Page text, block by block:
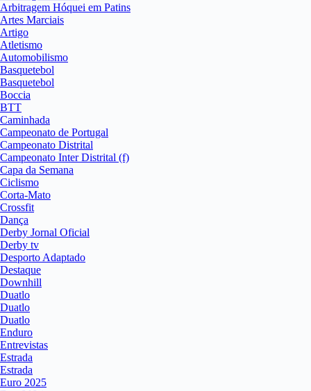
Arbitragem Hóquei em Patins
Artes Marciais
Artigo
Atletismo
Automobilismo
Basquetebol
Basquetebol
Boccia
BTT
Caminhada
Campeonato de Portugal
Campeonato Distrital
Campeonato Inter Distrital (f)
Capa da Semana
Ciclismo
Corta-Mato
Crossfit
Dança
Derby Jornal Oficial
Derby tv
Desporto Adaptado
Destaque
Downhill
Duatlo
Duatlo
Duatlo
Enduro
Entrevistas
Estrada
Estrada
Euro 2025